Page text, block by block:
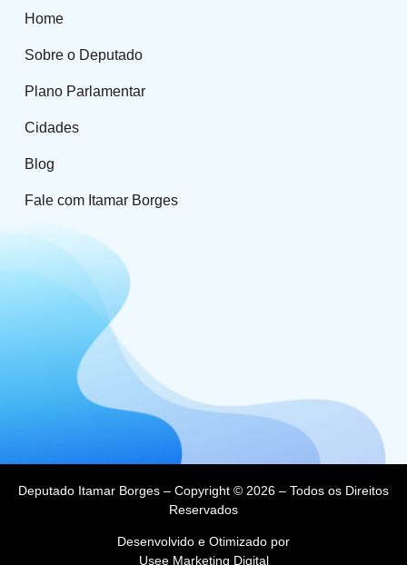
Home
Sobre o Deputado
Plano Parlamentar
Cidades
Blog
Fale com Itamar Borges
Deputado Itamar Borges – Copyright © 2026 – Todos os Direitos
Reservados
Desenvolvido e Otimizado por
Usee Marketing Digital